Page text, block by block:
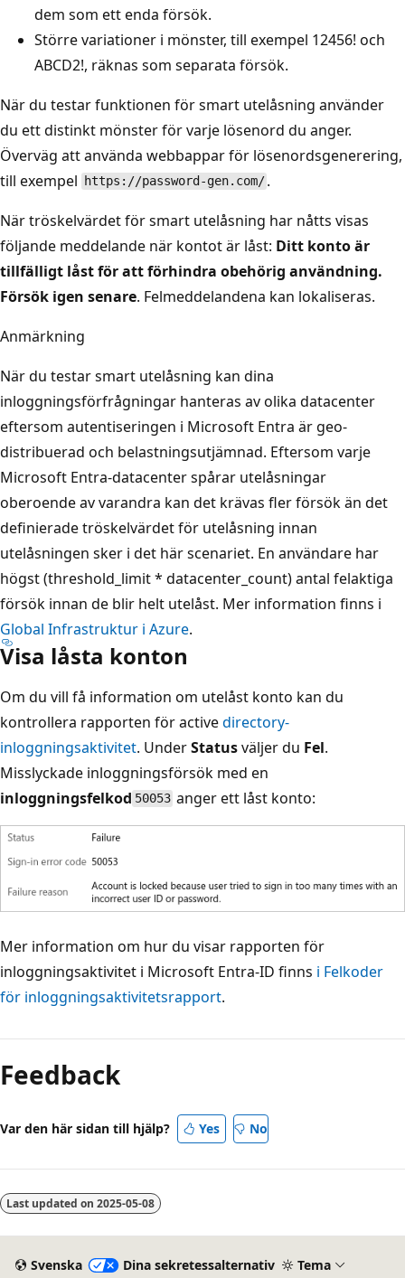
dem som ett enda försök.
Större variationer i mönster, till exempel 12456! och
ABCD2!, räknas som separata försök.
När du testar funktionen för smart utelåsning använder
du ett distinkt mönster för varje lösenord du anger.
Överväg att använda webbappar för lösenordsgenerering,
till exempel
https://password-gen.com/ .
När tröskelvärdet för smart utelåsning har nåtts visas
följande meddelande när kontot är låst: Ditt konto är
tillfälligt låst för att förhindra obehörig användning.
Försök igen senare. Felmeddelandena kan lokaliseras.
Anmärkning
När du testar smart utelåsning kan dina
inloggningsförfrågningar hanteras av olika datacenter
eftersom autentiseringen i Microsoft Entra är geo-
distribuerad och belastningsutjämnad. Eftersom varje
Microsoft Entra-datacenter spårar utelåsningar
oberoende av varandra kan det krävas fler försök än det
definierade tröskelvärdet för utelåsning innan
utelåsningen sker i det här scenariet. En användare har
högst (threshold_limit * datacenter_count) antal felaktiga
försök innan de blir helt utelåst. Mer information finns i
Global Infrastruktur i Azure.
Visa låsta konton
Om du vill få information om utelåst konto kan du
kontrollera rapporten för activedirectory-
inloggningsaktivitet. UnderStatusväljer du Fel.
Misslyckade inloggningsförsök med en
inloggningsfelkod 50053 anger ett låst konto:
Mer information om hur du visar rapporten för
inloggningsaktivitet i Microsoft Entra-ID finns i Felkoder
för inloggningsaktivitetsrapport.
Feedback
Var den här sidan till hjälp? Yes No
Last updated on 2025-05-08
Svenska Dina sekretessalternativ Tema